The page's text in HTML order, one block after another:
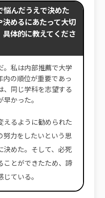
悩んだうえで決めた
決めるにあたって大切
体的に教えてくださ
。私は内部推薦で大学
内の順位が重要であっ
、同じ学科を志望する
かった。
えるように勧められた
努力をしたいという思
決めた。そして、必死
ことができたため、諦
ている。